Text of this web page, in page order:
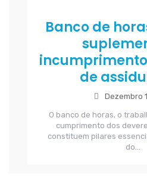
Banco de
de
Dezembro
O banco de horas, o
cumprimento dos
constituem pilares
do...